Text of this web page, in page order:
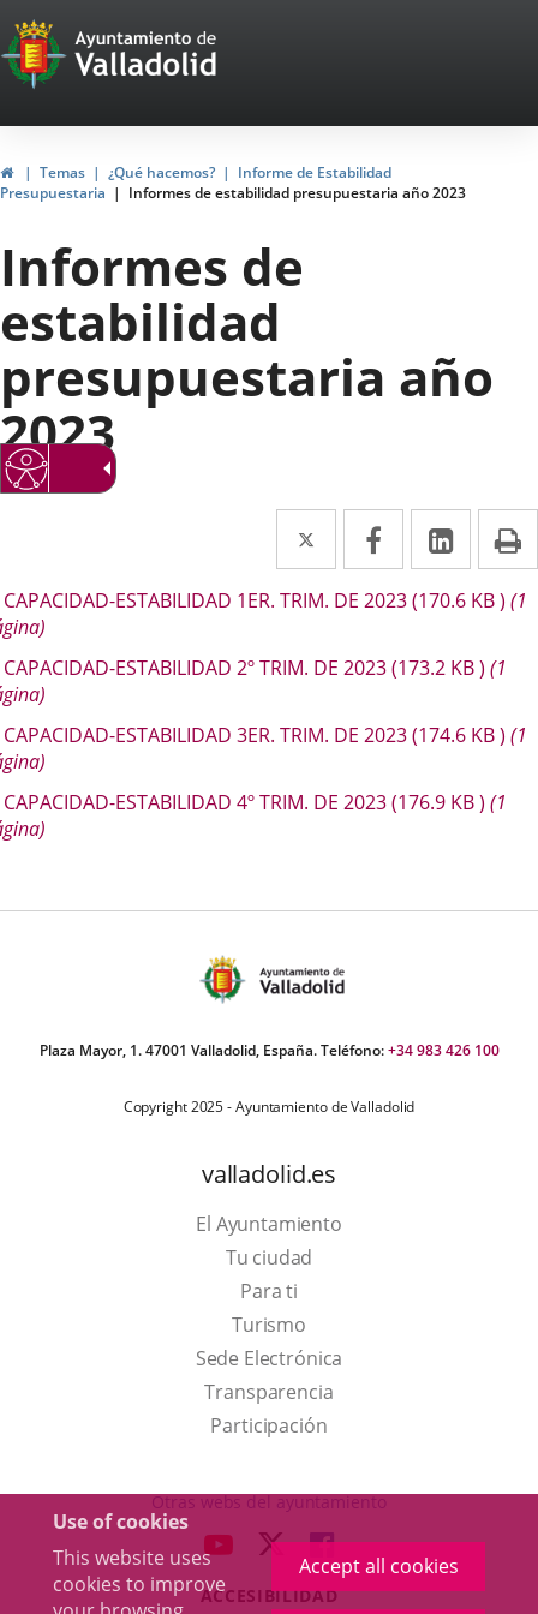
Use of cookies
This website uses
cookies to improve
Accept all cookies
Portal
Web
del
Ayuntamiento
de
Valladolid
HomeTemas ¿Qué hacemos?
Informe de Estabilidad
Presupuestaria
Informes de estabilidad presupuestaria año 2023
Informes de
estabilidad
presupuestaria año
2023
Twitter
Enlace
a
una
aplicación
externa.
Facebook
Enlace
a
una
aplicación
externa.
Enlace
a
una
CAPACIDAD-ESTABILIDAD 1ER. TRIM. DE 2023(170.6 KB) (1
CAPACIDAD-ESTABILIDAD 2º TRIM. DE 2023(173.2 KB) (1
CAPACIDAD-ESTABILIDAD 3ER. TRIM. DE 2023(174.6 KB) (1
CAPACIDAD-ESTABILIDAD 4º TRIM. DE 2023(176.9 KB) (1
Plaza Mayor, 1. 47001 Valladolid, España. Teléfono:+34 983 426 100
Copyright 2025 - Ayuntamiento de Valladolid
valladolid.es
El Ayuntamiento
Tu ciudad
Para ti
TurismoThis
link
will
open
a
up
window.
Sede Electrónica
Transparencia
Participación
Otras webs del ayuntamiento
LINK
EXTERNAL
LINK
TO
EXTERNAL
LINK
TO
EXTERNAL
ACCESIBILIDAD